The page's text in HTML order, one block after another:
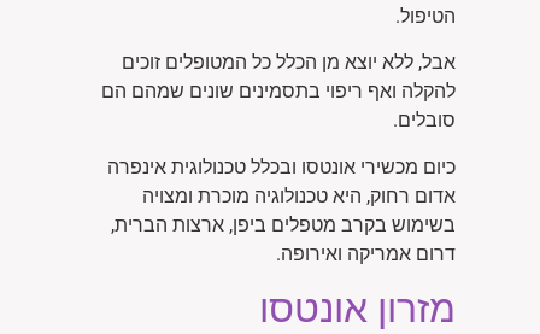
הטיפול.
אבל, ללא יוצא מן הכלל כל המטופלים זוכים
להקלה ואף ריפוי בתסמינים שונים שמהם הם
סובלים.
כיום מכשירי אונטסו ובכלל טכנולוגית אינפרה
אדום רחוק, היא טכנולוגיה מוכרת ומצויה
בשימוש בקרב מטפלים ביפן, ארצות הברית,
דרום אמריקה ואירופה.
מזרון אונטסו